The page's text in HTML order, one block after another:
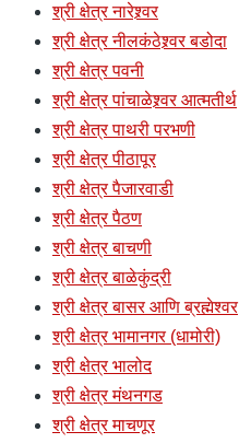
श्री क्षेत्र नारेश्र्वर
श्री क्षेत्र नीलकंठेश्र्वर बडोदा
श्री क्षेत्र पवनी
श्री क्षेत्र पांचाळेश्र्वर आत्मतीर्थ
श्री क्षेत्र पाथरी परभणी
श्री क्षेत्र पीठापूर
श्री क्षेत्र पैजारवाडी
श्री क्षेत्र पैठण
श्री क्षेत्र बाचणी
श्री क्षेत्र बाळेकुंद्री
श्री क्षेत्र बासर आणि ब्रह्मेश्वर
श्री क्षेत्र भामानगर (धामोरी)
श्री क्षेत्र भालोद
श्री क्षेत्र मंथनगड
श्री क्षेत्र माचणूर